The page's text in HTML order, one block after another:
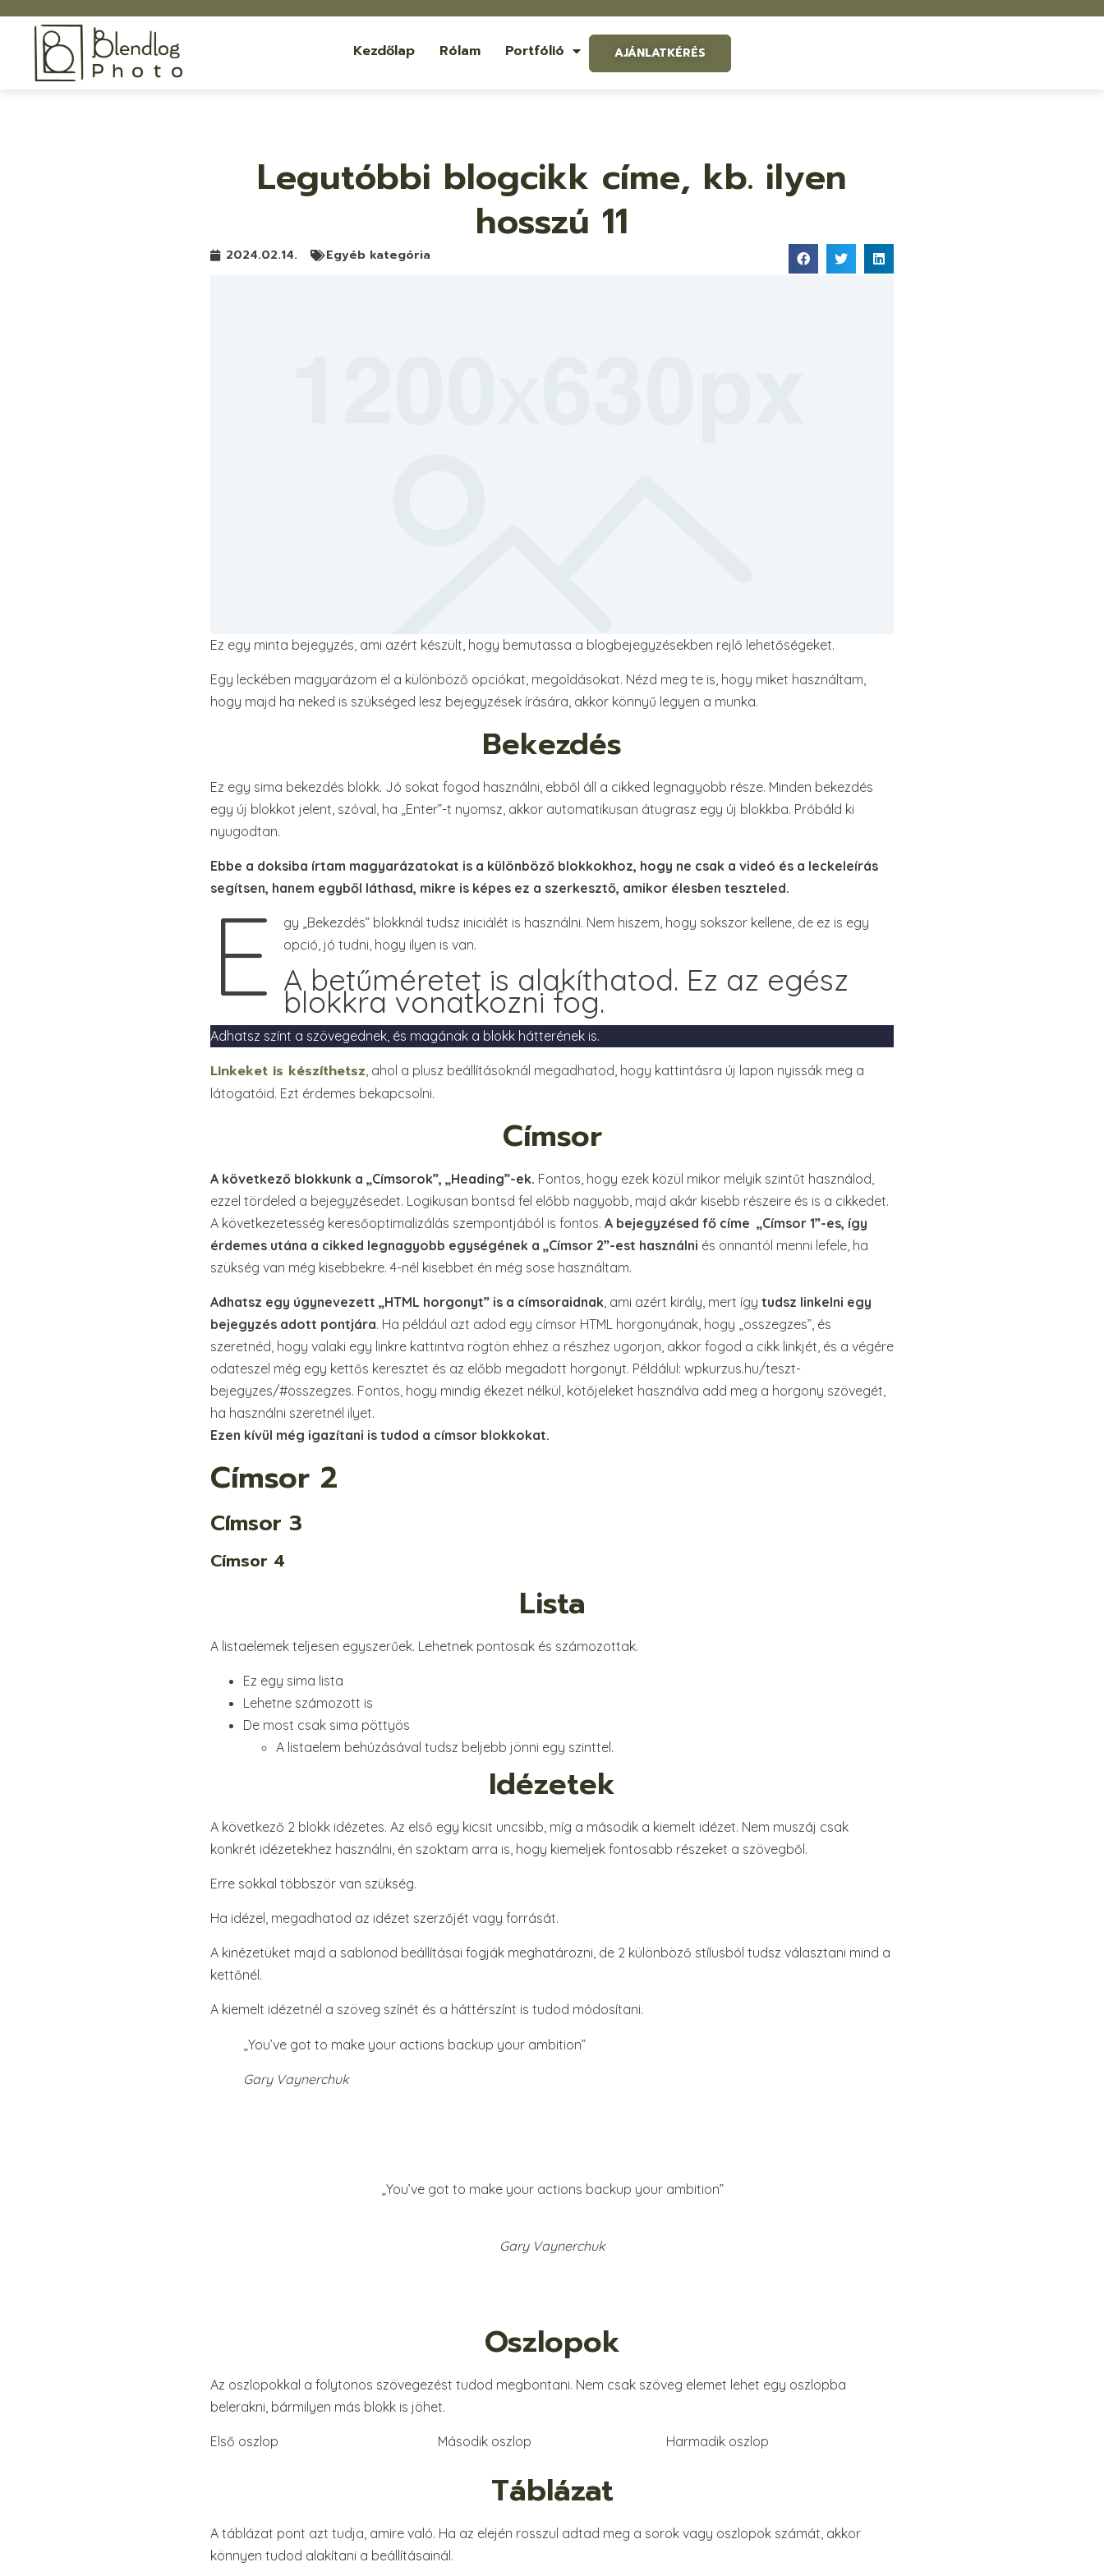
Kezdőlap Rólam Portfólió AJÁNLATKÉRÉS
Legutóbbi blogcikk címe, kb. ilyen
hosszú 11
2024.02.14. Egyéb kategória
Ez egy minta bejegyzés, ami azért készült, hogy bemutassa a blogbejegyzésekben rejlő lehetőségeket.
Egy leckében magyarázom el a különböző opciókat, megoldásokat. Nézd meg te is, hogy miket használtam,
hogy majd ha neked is szükséged lesz bejegyzések írására, akkor könnyű legyen a munka.
Bekezdés
Ez egy sima bekezdés blokk. Jó sokat fogod használni, ebből áll a cikked legnagyobb része. Minden bekezdés
egy új blokkot jelent, szóval, ha „Enter”-t nyomsz, akkor automatikusan átugrasz egy új blokkba. Próbáld ki
nyugodtan.
Ebbe a doksiba írtam magyarázatokat is a különböző blokkokhoz, hogy ne csak a videó és a leckeleírás
segítsen, hanem egyből láthasd, mikre is képes ez a szerkesztő, amikor élesben teszteled.
E
gy „Bekezdés” blokknál tudsz iniciálét is használni. Nem hiszem, hogy sokszor kellene, de ez is egy
opció, jó tudni, hogy ilyen is van.
A betűméretet is alakíthatod. Ez az egész
blokkra vonatkozni fog.
Adhatsz színt a szövegednek, és magának a blokk hátterének is.
Linkeket is készíthetsz, ahol a plusz beállításoknál megadhatod, hogy kattintásra új lapon nyissák meg a
látogatóid. Ezt érdemes bekapcsolni.
Címsor
A következő blokkunk a „Címsorok”, „Heading”-ek. Fontos, hogy ezek közül mikor melyik szintűt használod,
ezzel tördeled a bejegyzésedet. Logikusan bontsd fel előbb nagyobb, majd akár kisebb részeire és is a cikkedet.
A következetesség keresőoptimalizálás szempontjából is fontos. A bejegyzésed fő címe „Címsor 1”-es, így
érdemes utána a cikked legnagyobb egységének a „Címsor 2”-est használni és onnantól menni lefele, ha
szükség van még kisebbekre. 4-nél kisebbet én még sose használtam.
Adhatsz egy úgynevezett „HTML horgonyt” is a címsoraidnak, ami azért király, mert így tudsz linkelni egy
bejegyzés adott pontjára. Ha például azt adod egy címsor HTML horgonyának, hogy „osszegzes”, és
szeretnéd, hogy valaki egy linkre kattintva rögtön ehhez a részhez ugorjon, akkor fogod a cikk linkjét, és a végére
odateszel még egy kettős keresztet és az előbb megadott horgonyt. Példálul: wpkurzus.hu/teszt-
bejegyzes/#osszegzes. Fontos, hogy mindig ékezet nélkül, kötőjeleket használva add meg a horgony szövegét,
ha használni szeretnél ilyet.
Ezen kívül még igazítani is tudod a címsor blokkokat.
Címsor 2
Címsor 3
Címsor 4
Lista
A listaelemek teljesen egyszerűek. Lehetnek pontosak és számozottak.
Ez egy sima lista
Lehetne számozott is
De most csak sima pöttyös
A listaelem behúzásával tudsz beljebb jönni egy szinttel.
Idézetek
A következő 2 blokk idézetes. Az első egy kicsit uncsibb, míg a második a kiemelt idézet. Nem muszáj csak
konkrét idézetekhez használni, én szoktam arra is, hogy kiemeljek fontosabb részeket a szövegből.
Erre sokkal többször van szükség.
Ha idézel, megadhatod az idézet szerzőjét vagy forrását.
A kinézetüket majd a sablonod beállításai fogják meghatározni, de 2 különböző stílusból tudsz választani mind a
kettőnél.
A kiemelt idézetnél a szöveg színét és a háttérszínt is tudod módosítani.
„You’ve got to make your actions backup your ambition”
Gary Vaynerchuk
„You’ve got to make your actions backup your ambition”
Gary Vaynerchuk
Oszlopok
Az oszlopokkal a folytonos szövegezést tudod megbontani. Nem csak szöveg elemet lehet egy oszlopba
belerakni, bármilyen más blokk is jöhet.
Első oszlop Második oszlop Harmadik oszlop
Táblázat
A táblázat pont azt tudja, amire való. Ha az elején rosszul adtad meg a sorok vagy oszlopok számát, akkor
könnyen tudod alakítani a beállításainál.